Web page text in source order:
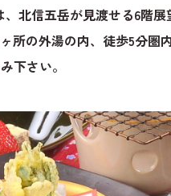
観光局に依
を予約
請求
野沢温泉マ
ゾート観光
北信五岳が見渡せる6階展
所の外湯の内、徒歩5分圏
下さい。